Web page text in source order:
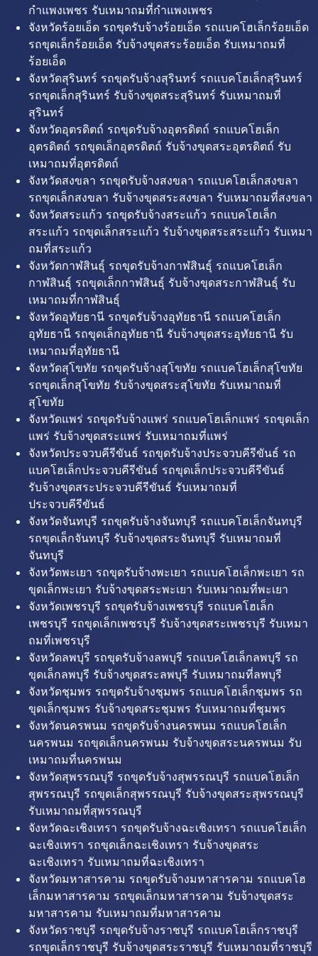
กำแพงเพชร รับเหมาถมที่กำแพงเพชร
จังหวัดร้อยเอ็ด รถขุดรับจ้างร้อยเอ็ด รถแบคโฮเล็กร้อยเอ็ด
รถขุดเล็กร้อยเอ็ด รับจ้างขุดสระร้อยเอ็ด รับเหมาถมที่
ร้อยเอ็ด
จังหวัดสุรินทร์ รถขุดรับจ้างสุรินทร์ รถแบคโฮเล็กสุรินทร์
รถขุดเล็กสุรินทร์ รับจ้างขุดสระสุรินทร์ รับเหมาถมที่
สุรินทร์
จังหวัดอุตรดิตถ์ รถขุดรับจ้างอุตรดิตถ์ รถแบคโฮเล็ก
อุตรดิตถ์ รถขุดเล็กอุตรดิตถ์ รับจ้างขุดสระอุตรดิตถ์ รับ
เหมาถมที่อุตรดิตถ์
จังหวัดสงขลา รถขุดรับจ้างสงขลา รถแบคโฮเล็กสงขลา
รถขุดเล็กสงขลา รับจ้างขุดสระสงขลา รับเหมาถมที่สงขลา
จังหวัดสระแก้ว รถขุดรับจ้างสระแก้ว รถแบคโฮเล็ก
สระแก้ว รถขุดเล็กสระแก้ว รับจ้างขุดสระสระแก้ว รับเหมา
ถมที่สระแก้ว
จังหวัดกาฬสินธุ์ รถขุดรับจ้างกาฬสินธุ์ รถแบคโฮเล็ก
กาฬสินธุ์ รถขุดเล็กกาฬสินธุ์ รับจ้างขุดสระกาฬสินธุ์ รับ
เหมาถมที่กาฬสินธุ์
จังหวัดอุทัยธานี รถขุดรับจ้างอุทัยธานี รถแบคโฮเล็ก
อุทัยธานี รถขุดเล็กอุทัยธานี รับจ้างขุดสระอุทัยธานี รับ
เหมาถมที่อุทัยธานี
จังหวัดสุโขทัย รถขุดรับจ้างสุโขทัย รถแบคโฮเล็กสุโขทัย
รถขุดเล็กสุโขทัย รับจ้างขุดสระสุโขทัย รับเหมาถมที่
สุโขทัย
จังหวัดแพร่ รถขุดรับจ้างแพร่ รถแบคโฮเล็กแพร่ รถขุดเล็ก
แพร่ รับจ้างขุดสระแพร่ รับเหมาถมที่แพร่
จังหวัดประจวบคีรีขันธ์ รถขุดรับจ้างประจวบคีรีขันธ์ รถ
แบคโฮเล็กประจวบคีรีขันธ์ รถขุดเล็กประจวบคีรีขันธ์
รับจ้างขุดสระประจวบคีรีขันธ์ รับเหมาถมที่
ประจวบคีรีขันธ์
จังหวัดจันทบุรี รถขุดรับจ้างจันทบุรี รถแบคโฮเล็กจันทบุรี
รถขุดเล็กจันทบุรี รับจ้างขุดสระจันทบุรี รับเหมาถมที่
จันทบุรี
จังหวัดพะเยา รถขุดรับจ้างพะเยา รถแบคโฮเล็กพะเยา รถ
ขุดเล็กพะเยา รับจ้างขุดสระพะเยา รับเหมาถมที่พะเยา
จังหวัดเพชรบุรี รถขุดรับจ้างเพชรบุรี รถแบคโฮเล็ก
เพชรบุรี รถขุดเล็กเพชรบุรี รับจ้างขุดสระเพชรบุรี รับเหมา
ถมที่เพชรบุรี
จังหวัดลพบุรี รถขุดรับจ้างลพบุรี รถแบคโฮเล็กลพบุรี รถ
ขุดเล็กลพบุรี รับจ้างขุดสระลพบุรี รับเหมาถมที่ลพบุรี
จังหวัดชุมพร รถขุดรับจ้างชุมพร รถแบคโฮเล็กชุมพร รถ
ขุดเล็กชุมพร รับจ้างขุดสระชุมพร รับเหมาถมที่ชุมพร
จังหวัดนครพนม รถขุดรับจ้างนครพนม รถแบคโฮเล็ก
นครพนม รถขุดเล็กนครพนม รับจ้างขุดสระนครพนม รับ
เหมาถมที่นครพนม
จังหวัดสุพรรณบุรี รถขุดรับจ้างสุพรรณบุรี รถแบคโฮเล็ก
สุพรรณบุรี รถขุดเล็กสุพรรณบุรี รับจ้างขุดสระสุพรรณบุรี
รับเหมาถมที่สุพรรณบุรี
จังหวัดฉะเชิงเทรา รถขุดรับจ้างฉะเชิงเทรา รถแบคโฮเล็ก
ฉะเชิงเทรา รถขุดเล็กฉะเชิงเทรา รับจ้างขุดสระ
ฉะเชิงเทรา รับเหมาถมที่ฉะเชิงเทรา
จังหวัดมหาสารคาม รถขุดรับจ้างมหาสารคาม รถแบคโฮ
เล็กมหาสารคาม รถขุดเล็กมหาสารคาม รับจ้างขุดสระ
มหาสารคาม รับเหมาถมที่มหาสารคาม
จังหวัดราชบุรี รถขุดรับจ้างราชบุรี รถแบคโฮเล็กราชบุรี
รถขุดเล็กราชบุรี รับจ้างขุดสระราชบุรี รับเหมาถมที่ราชบุรี